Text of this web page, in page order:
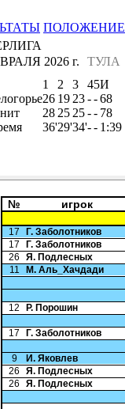
ПОЛОЖЕНИЕ
ТУЛА
2026 г.
1 2 3 45И
26 19 23--68
28 25 25-- 78
36'29'34'-- 1:39
№ игрок
17 Г. Заболотников
17
Г. Заболотников
26
Я. Подлесных
11
М. Аль_Хачдади
12
Р. Порошин
17
Г. Заболотников
9
И. Яковлев
26
Я. Подлесных
26
Я. Подлесных